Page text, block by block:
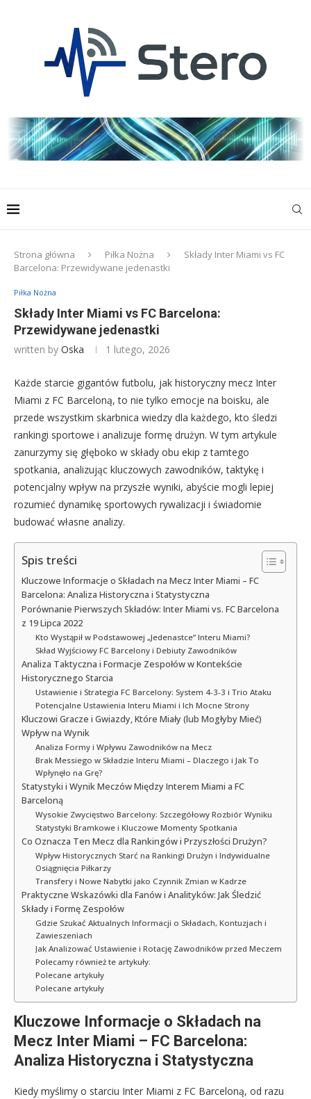
Strona główna Piłka Nożna
Składy Inter Miami vs FC
Barcelona: Przewidywane jedenastki
Piłka Nożna
Składy Inter Miami vs FC Barcelona:
Przewidywane jedenastki
written by Oska 1 lutego, 2026
Każde starcie gigantów futbolu, jak historyczny mecz Inter
Miami z FC Barceloną, to nie tylko emocje na boisku, ale
przede wszystkim skarbnica wiedzy dla każdego, kto śledzi
rankingi sportowe i analizuje formę drużyn. W tym artykule
zanurzymy się głęboko w składy obu ekip z tamtego
spotkania, analizując kluczowych zawodników, taktykę i
potencjalny wpływ na przyszłe wyniki, abyście mogli lepiej
rozumieć dynamikę sportowych rywalizacji i świadomie
budować własne analizy.
Spis treści
Kluczowe Informacje o Składach na Mecz Inter Miami – FC
Barcelona: Analiza Historyczna i Statystyczna
Porównanie Pierwszych Składów: Inter Miami vs. FC Barcelona
z 19 Lipca 2022
Kto Wystąpił w Podstawowej „Jedenastce” Interu Miami?
Skład Wyjściowy FC Barcelony i Debiuty Zawodników
Analiza Taktyczna i Formacje Zespołów w Kontekście
Historycznego Starcia
Ustawienie i Strategia FC Barcelony: System 4-3-3 i Trio Ataku
Potencjalne Ustawienia Interu Miami i Ich Mocne Strony
Kluczowi Gracze i Gwiazdy, Które Miały (lub Mogłyby Mieć)
Wpływ na Wynik
Analiza Formy i Wpływu Zawodników na Mecz
Brak Messiego w Składzie Interu Miami – Dlaczego i Jak To
Wpłynęło na Grę?
Statystyki i Wynik Meczów Między Interem Miami a FC
Barceloną
Wysokie Zwycięstwo Barcelony: Szczegółowy Rozbiór Wyniku
Statystyki Bramkowe i Kluczowe Momenty Spotkania
Co Oznacza Ten Mecz dla Rankingów i Przyszłości Drużyn?
Wpływ Historycznych Starć na Rankingi Drużyn i Indywidualne
Osiągnięcia Piłkarzy
Transfery i Nowe Nabytki jako Czynnik Zmian w Kadrze
Praktyczne Wskazówki dla Fanów i Analityków: Jak Śledzić
Składy i Formę Zespołów
Gdzie Szukać Aktualnych Informacji o Składach, Kontuzjach i
Zawieszeniach
Jak Analizować Ustawienie i Rotację Zawodników przed Meczem
Polecamy również te artykuły:
Polecane artykuły
Polecane artykuły
Kluczowe Informacje o Składach na
Mecz Inter Miami – FC Barcelona:
Analiza Historyczna i Statystyczna
Kiedy myślimy o starciu Inter Miami z FC Barceloną, od razu